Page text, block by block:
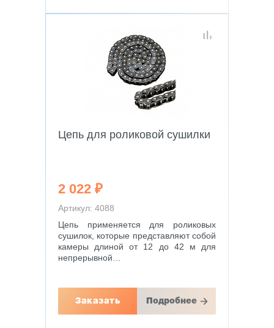
Цепь для роликовой сушилки
2 022 ₽
Артикул: 4088
Цепь применяется для роликовых
сушилок, которые представляют собой
камеры длиной от 12 до 42 м для
непрерывной…
Заказать Подробнее